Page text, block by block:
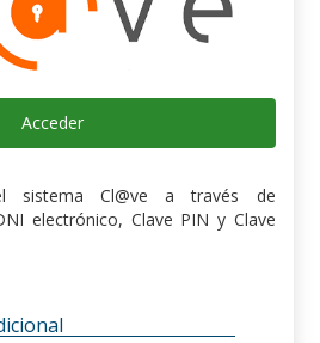
Acceder
sistema Cl@ve a través de
electrónico, Clave PIN y Clave